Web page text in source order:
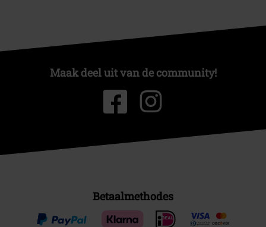
Maak deel uit van de community!
Betaalmethodes